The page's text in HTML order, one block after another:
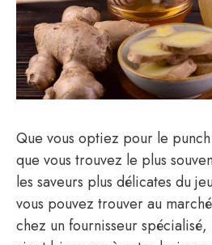
Que vous optiez pour le
que vous trouvez le plus
les saveurs plus délicates du
vous pouvez trouver au
chez un fournisseur